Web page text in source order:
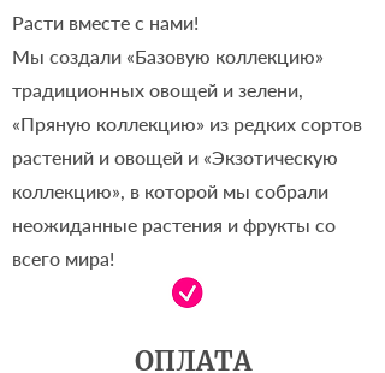
Расти вместе с нами!
Мы создали «Базовую коллекцию»
традиционных овощей и зелени,
«Пряную коллекцию» из редких сортов
растений и овощей и «Экзотическую
коллекцию», в которой мы собрали
неожиданные растения и фрукты со
всего мира!
ОПЛАТА